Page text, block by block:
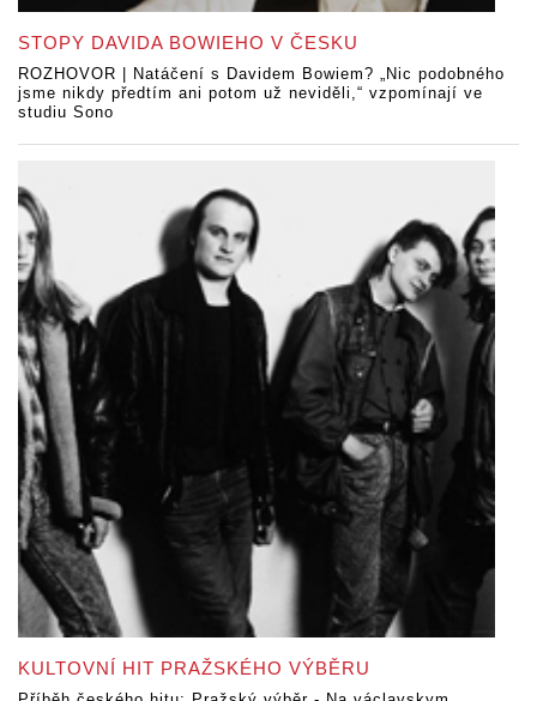
STOPY DAVIDA BOWIEHO V ČESKU
ROZHOVOR | Natáčení s Davidem Bowiem? „Nic podobného
jsme nikdy předtím ani potom už neviděli,“ vzpomínají ve
studiu Sono
KULTOVNÍ HIT PRAŽSKÉHO VÝBĚRU